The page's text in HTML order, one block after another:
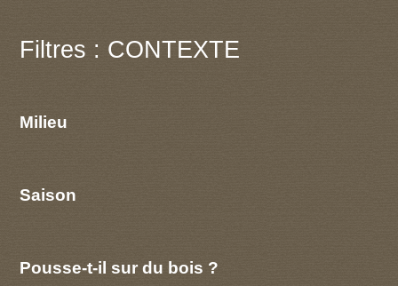
Filtres : CONTEXTE
Milieu
Saison
Pousse-t-il sur du bois ?